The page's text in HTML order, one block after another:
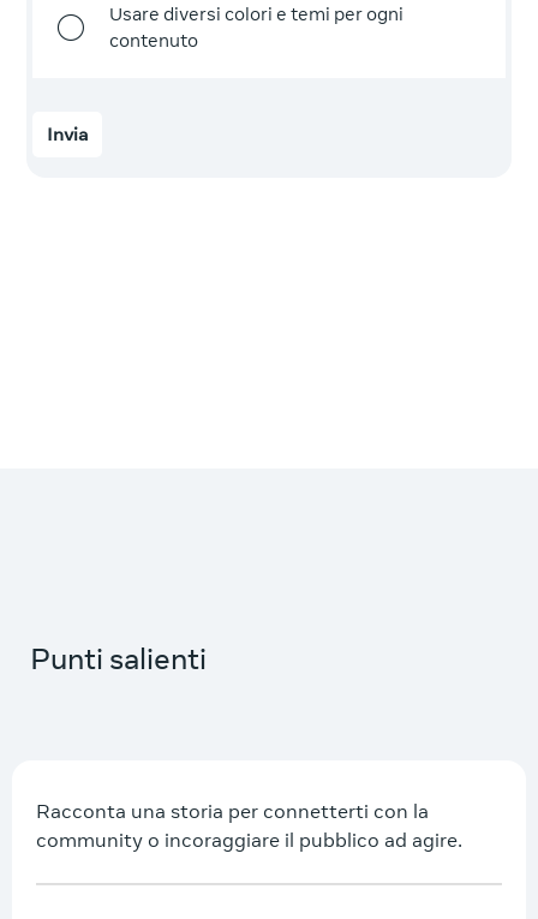
Usare diversi colori e temi per ogni
contenuto
Invia
Punti salienti
Racconta una storia per connetterti con la
community o incoraggiare il pubblico ad agire.